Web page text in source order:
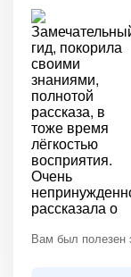
Вам был полезен